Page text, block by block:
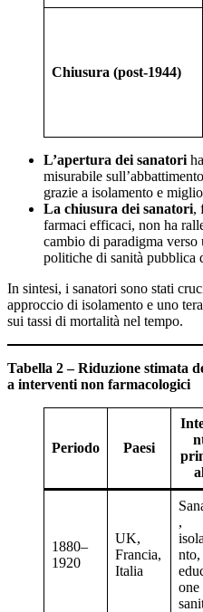
Chiusura (post-1944)
L’apertura dei sanatori
misurabile
grazie a isolamento e
La chiusura dei sanatori,
farmaci efficaci, non ha
cambio di paradigma verso
politiche di sanità pubblica
In sintesi, i sanatori sono stati
approccio di isolamento e uno
sui tassi di mortalità nel tempo.
Tabella 2 – Riduzione stimata
a interventi non farmacologici
Periodo Paesi
1880–
1920
UK,
Francia,
Italia
,
nto,
one